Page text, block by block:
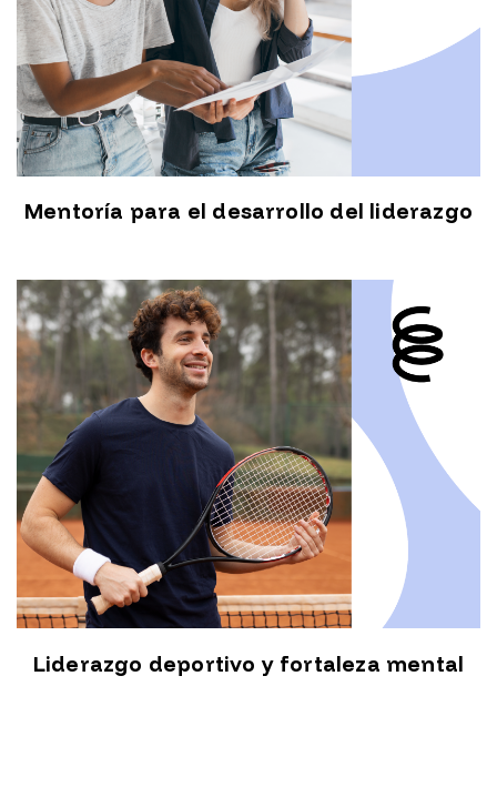
Mentoría para el desarrollo del liderazgo
Liderazgo deportivo y fortaleza mental